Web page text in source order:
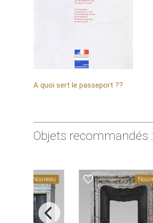
A quoi sert le passeport ??
Objets recommandés :
Nouveau Nouveau